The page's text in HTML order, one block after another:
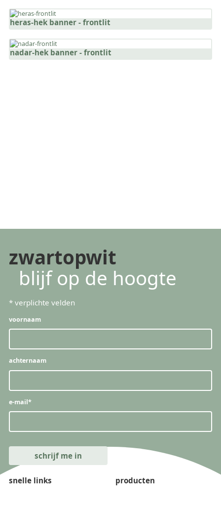
heras-hek banner - frontlit
nadar-hek banner - frontlit
zwartopwit
blijf op de hoogte
* verplichte velden
voornaam
achternaam
e-mail*
snelle links
producten